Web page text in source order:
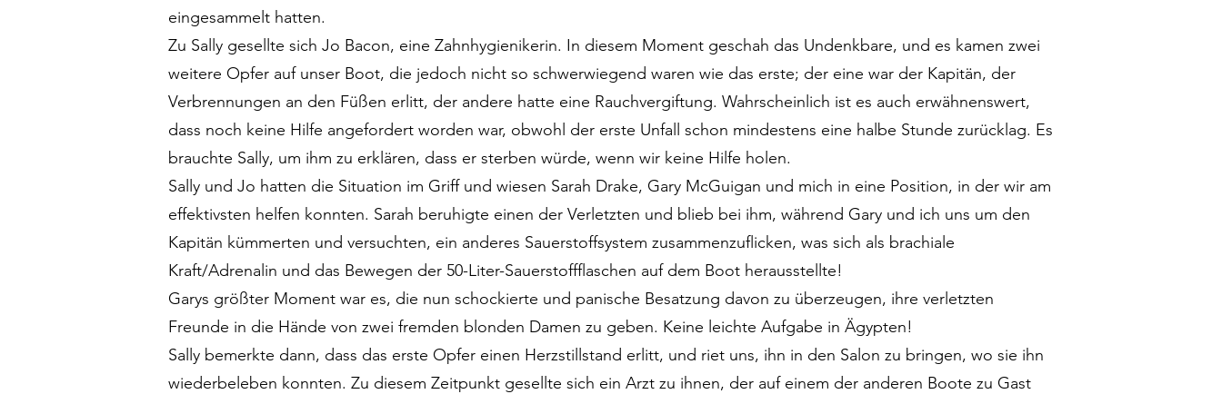
eingesammelt hatten.
Zu Sally gesellte sich Jo Bacon, eine Zahnhygienikerin. In diesem Moment geschah das Undenkbare, und es kamen zwei
weitere Opfer auf unser Boot, die jedoch nicht so schwerwiegend waren wie das erste; der eine war der Kapitän, der
Verbrennungen an den Füßen erlitt, der andere hatte eine Rauchvergiftung. Wahrscheinlich ist es auch erwähnenswert,
dass noch keine Hilfe angefordert worden war, obwohl der erste Unfall schon mindestens eine halbe Stunde zurücklag. Es
brauchte Sally, um ihm zu erklären, dass er sterben würde, wenn wir keine Hilfe holen.
Sally und Jo hatten die Situation im Griff und wiesen Sarah Drake, Gary McGuigan und mich in eine Position, in der wir am
effektivsten helfen konnten. Sarah beruhigte einen der Verletzten und blieb bei ihm, während Gary und ich uns um den
Kapitän kümmerten und versuchten, ein anderes Sauerstoffsystem zusammenzuflicken, was sich als brachiale
Kraft/Adrenalin und das Bewegen der 50-Liter-Sauerstoffflaschen auf dem Boot herausstellte!
Garys größter Moment war es, die nun schockierte und panische Besatzung davon zu überzeugen, ihre verletzten
Freunde in die Hände von zwei fremden blonden Damen zu geben. Keine leichte Aufgabe in Ägypten!
Sally bemerkte dann, dass das erste Opfer einen Herzstillstand erlitt, und riet uns, ihn in den Salon zu bringen, wo sie ihn
wiederbeleben konnten. Zu diesem Zeitpunkt gesellte sich ein Arzt zu ihnen, der auf einem der anderen Boote zu Gast